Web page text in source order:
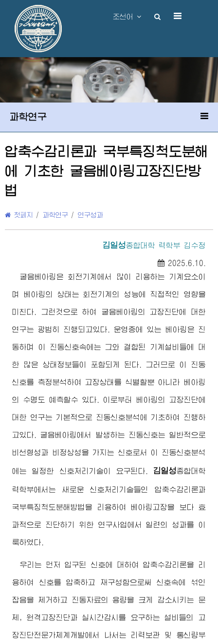
조선어
과학연구
압축수감리론과 국부특징척도분해
에 기초한 굴음베아링고장진단방
법
첫페지 / 과학연구 / 연구성과
김일성종합대학 력학부 김수정
2025.6.10.
굴음베아링은 회전기계에서 많이 리용하는 기계요소이
며 베아링의 상태는 회전기계의 성능에 직접적인 영향을
미친다. 그런것으로 하여 굴음베아링의 고장진단에 대한
연구는 광범히 진행되고있다. 운영중에 있는 베아링은 진
동하며 이 진동신호속에는 그와 결합된 기계설비들에 대
한 많은 상태정보들이 포함되게 된다. 그러므로 이 진동
신호를 측정분석하여 고장상태를 식별할뿐 아니라 베아링
의 수명도 예측할수 있다. 이로부터 베아링의 고장진단에
대한 연구는 기본적으로 진동신호분석에 기초하여 진행하
고있다. 굴음베아링에서 발생하는 진동신호는 일반적으로
비선형성과 비정상성을 가지는 신호로서 이 진동신호분석
에는 일정한 신호처리기술이 요구된다. 김일성종합대학
력학부에서는 새로운 신호처리기술들인 압축수감리론과
국부특징척도분해방법을 리용하여 베아링고장을 보다 효
과적으로 진단하기 위한 연구사업에서 일련의 성과를 이
룩하였다.
우리는 먼저 입구된 신호에 대하여 압축수감리론을 리
용하여 신호를 압축하고 재구성함으로써 신호속에 섞인
잡음을 제거하고 진동자료의 용량을 크게 감소시키는 문
제, 원격고장진단과 실시간감시를 요구하는 설비들의 고
장진단전문가체계개발에서 나서는 리력보관 및 통신량부